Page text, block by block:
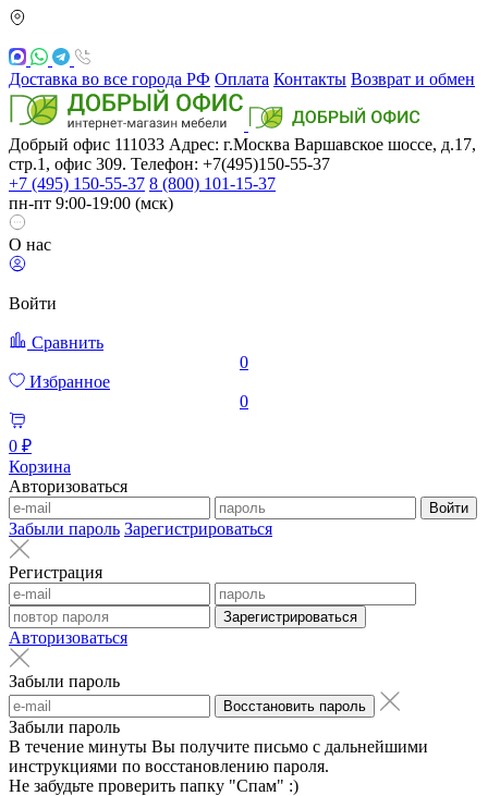
Доставка во все города РФ Оплата Контакты Возврат и обмен
Добрый офис 111033 Адрес: г.Москва Варшавское шоссе, д.17,
стр.1, офис 309. Телефон: +7(495)150-55-37
+7 (495) 150-55-37 8 (800) 101-15-37
пн-пт 9:00-19:00 (мск)
О нас
Войти
Сравнить
0
Избранное
0
0 ₽
Корзина
Авторизоваться
Войти
Забыли пароль Зарегистрироваться
Регистрация
Зарегистрироваться
Авторизоваться
Забыли пароль
Восстановить пароль
Забыли пароль
В течение минуты Вы получите письмо с дальнейшими
инструкциями по восстановлению пароля.
Не забудьте проверить папку "Спам" :)